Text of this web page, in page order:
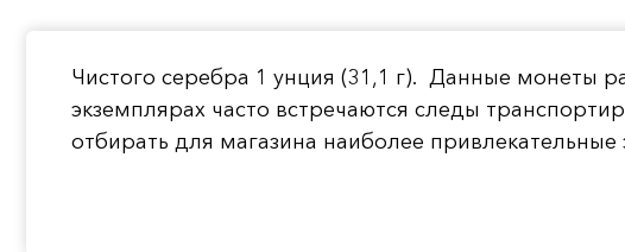
Чистого серебра 1 унция (31,1 г). Данные монеты
экземплярах часто встречаются следы
отбирать для магазина наиболее